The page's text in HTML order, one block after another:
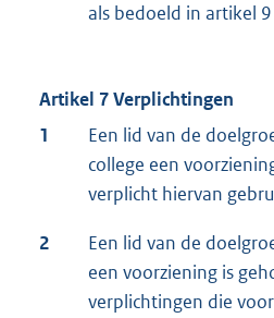
als bedoeld in artikel
Artikel 7 Verplichtingen
1
Een lid van de
college een
verplicht hiervan
2
Een lid van de
een voorziening is
verplichtingen die